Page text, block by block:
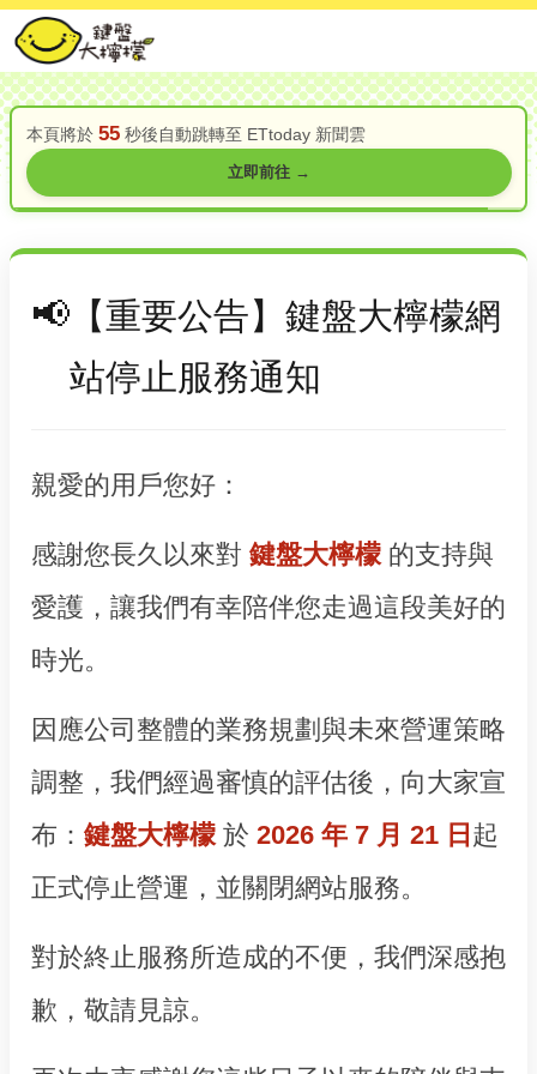
本頁將於 55秒後自動跳轉至 ETtoday 新聞雲
立即前往 →
【重要公告】鍵盤大檸檬網
站停止服務通知
親愛的用戶您好：
感謝您長久以來對 鍵盤大檸檬的支持與
愛護，讓我們有幸陪伴您走過這段美好的
時光。
因應公司整體的業務規劃與未來營運策略
調整，我們經過審慎的評估後，向大家宣
布： 鍵盤大檸檬於 2026 年 7 月 21 日 起
正式停止營運，並關閉網站服務。
對於終止服務所造成的不便，我們深感抱
歉，敬請見諒。